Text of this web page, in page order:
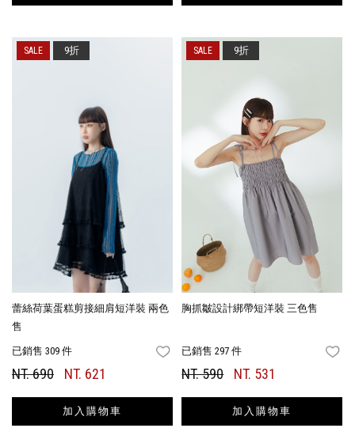
蕾絲荷葉蛋糕剪接細肩短洋裝 兩色
售
已銷售 309 件 FAVORITES
NT. 690 NT. 621
加入購物車
9折
胸抓皺設計綁帶短洋裝 三色售
已銷售 297 件
NT. 590 NT. 531
加入購物車
9折